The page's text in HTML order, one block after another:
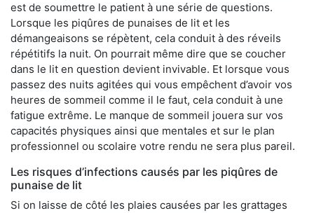
est de soumettre le patient à une série de questions.
Lorsque les piqûres de punaises de lit et les
démangeaisons se répètent, cela conduit à des réveils
répétitifs la nuit. On pourrait même dire que se coucher
dans le lit en question devient invivable. Et lorsque vous
passez des nuits agitées qui vous empêchent d’avoir vos
heures de sommeil comme il le faut, cela conduit à une
fatigue extrême. Le manque de sommeil jouera sur vos
capacités physiques ainsi que mentales et sur le plan
professionnel ou scolaire votre rendu ne sera plus pareil.
Les risques d’infections causés par les piqûres de
punaise de lit
Si on laisse de côté les plaies causées par les grattages